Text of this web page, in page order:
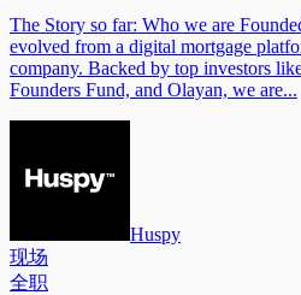
The Story so far: Who we are
evolved from a digital mortgage
company. Backed by top investors
Founders Fund, and Olayan, we are...
Huspy
现场
全职